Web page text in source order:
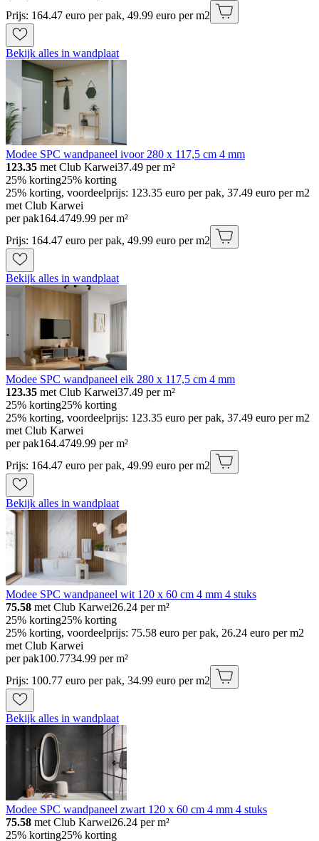
Prijs: 164.47 euro per pak, 49.99 euro per m2
Bekijk alles in wandplaat
Modee SPC wandpaneel ivoor 280 x 117,5 cm 4 mm
123.35 met Club Karwei37.49 per m²
25% korting25% korting
25% korting, voordeelprijs: 123.35 euro per pak, 37.49 euro per m2
met Club Karwei
per pak164.4749.99 per m²
Prijs: 164.47 euro per pak, 49.99 euro per m2
Bekijk alles in wandplaat
Modee SPC wandpaneel eik 280 x 117,5 cm 4 mm
123.35 met Club Karwei37.49 per m²
25% korting25% korting
25% korting, voordeelprijs: 123.35 euro per pak, 37.49 euro per m2
met Club Karwei
per pak164.4749.99 per m²
Prijs: 164.47 euro per pak, 49.99 euro per m2
Bekijk alles in wandplaat
Modee SPC wandpaneel wit 120 x 60 cm 4 mm 4 stuks
75.58 met Club Karwei26.24 per m²
25% korting25% korting
25% korting, voordeelprijs: 75.58 euro per pak, 26.24 euro per m2
met Club Karwei
per pak100.7734.99 per m²
Prijs: 100.77 euro per pak, 34.99 euro per m2
Bekijk alles in wandplaat
Modee SPC wandpaneel zwart 120 x 60 cm 4 mm 4 stuks
75.58 met Club Karwei26.24 per m²
25% korting25% korting